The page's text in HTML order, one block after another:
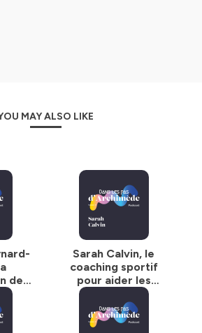
Université (amU) sur les
plus d'informations.
MAY ALSO LIKE
des
Sarah Calvin, le
coaching sportif
pour aider les
patients à rebondir
après un cancer